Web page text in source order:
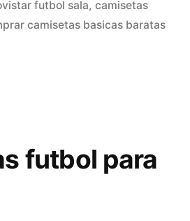
futbol sala, camisetas
camisetas basicas baratas
futbol para